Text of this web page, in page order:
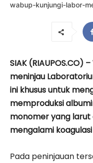
wabup-kunjungi-labor-
SIAK (RIAUPOS.CO)
meninjau
ini khusus untuk
memproduksi
monomer yang
mengalami
Pada peninjauan